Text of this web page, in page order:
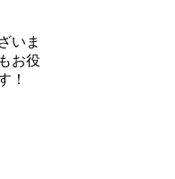
いま
お役
！